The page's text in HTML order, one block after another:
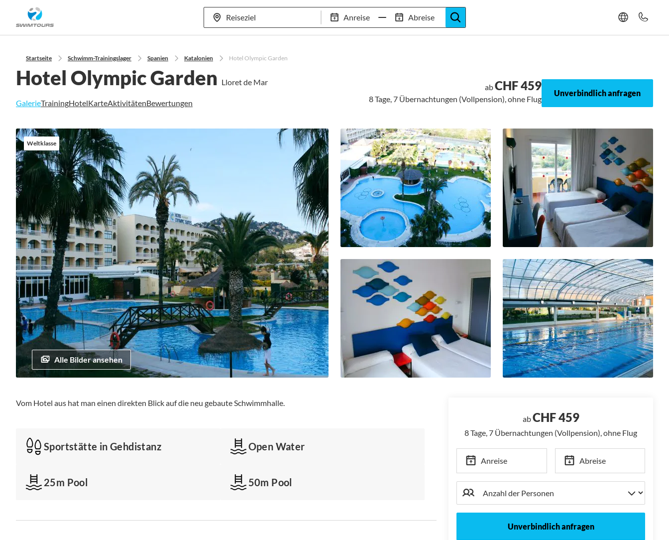
Anreise Abreise
Mehr als 80 Standorte 97,8% Weiterempfehlungsrate 20+ Jahre Trainingslager-Expertise
Startseite Schwimm-Trainingslager Spanien Katalonien Hotel Olympic Garden
Hotel Olympic Garden Lloret de Mar
GalerieTrainingHotelKarteAktivitätenBewertungen
abCHF 459
8 Tage, 7 Übernachtungen (Vollpension), ohne Flug
Unverbindlich anfragen
Zum
Ende
der
Bildgalerie
springen
Weltklasse
Alle Bilder ansehen
der
Vom Hotel aus hat man einen direkten Blick auf die neu gebaute Schwimmhalle.
Sportstätte in Gehdistanz Open Water
25m Pool 50m Pool
abCHF 459
8 Tage, 7 Übernachtungen (Vollpension), ohne Flug
Anreise Abreise
Unverbindlich anfragen